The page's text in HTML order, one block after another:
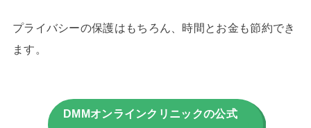
プライバシーの保護はもちろん、時間とお金も節約でき
ます。
DMMオンラインクリニックの公式